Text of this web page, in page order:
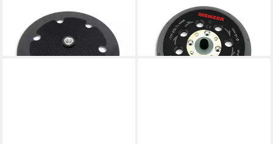
(225mm) Wechselpad
40,70 €
in 2-3 Werktagen bei dir
Schleifteller Multi-Loch-
Schleifteller Ø 125 mm hard
43,30 €
in 2-3 Werktagen bei dir